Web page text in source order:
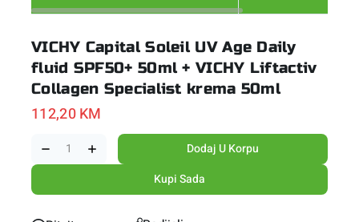
VICHY Capital Soleil UV Age Daily
fluid SPF50+ 50ml + VICHY Liftactiv
Collagen Specialist krema 50ml
112,20KM
Dodaj U Korpu
Kupi Sada